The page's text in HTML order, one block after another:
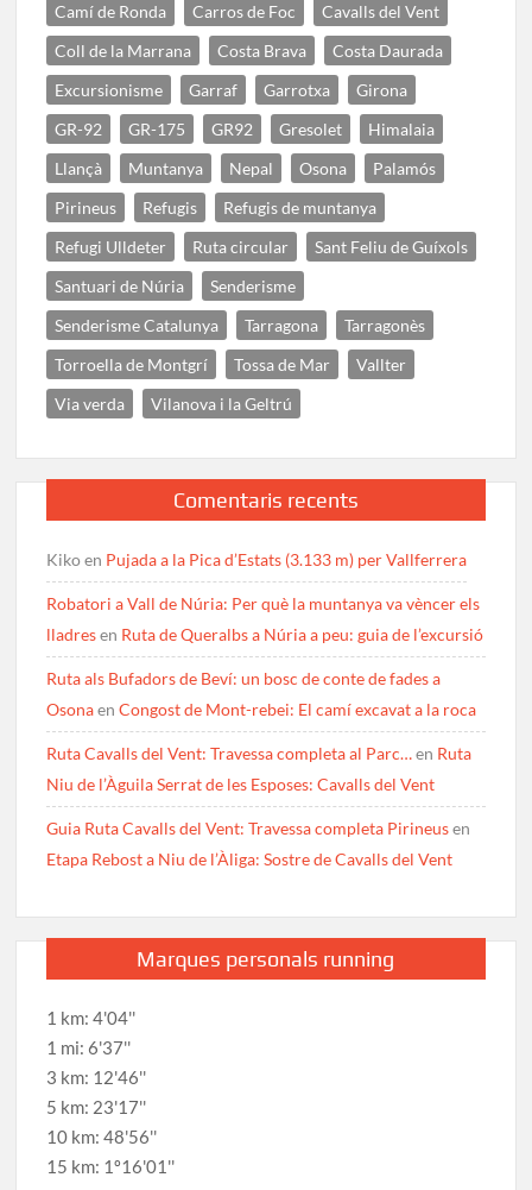
Camí de Ronda
Carros de Foc
Cavalls del Vent
Coll de la Marrana
Costa Brava
Costa Daurada
Excursionisme
Garraf Garrotxa
Girona
GR-92
GR-175 GR92 Gresolet
Himalaia
Llançà
Muntanya Nepal Osona
Palamós
Pirineus
Refugis
Refugis de muntanya
Refugi Ulldeter
Ruta circular
Sant Feliu de Guíxols
Santuari de Núria
Senderisme
Senderisme Catalunya
Tarragona
Tarragonès
Torroella de Montgrí
Tossa de Mar
Vallter
Via verda
Vilanova i la Geltrú
Comentaris recents
Kikoen Pujada a la Pica d’Estats (3.133 m) per Vallferrera
Robatori a Vall de Núria: Per què la muntanya va vèncer els
lladresen Ruta de Queralbs a Núria a peu: guia de l’excursió
Ruta als Bufadors de Beví: un bosc de conte de fades a
OsonaenCongost de Mont-rebei: El camí excavat a la roca
Ruta Cavalls del Vent: Travessa completa al Parc…en Ruta
Niu de l’Àguila Serrat de les Esposes: Cavalls del Vent
Guia Ruta Cavalls del Vent: Travessa completa Pirineusen
Etapa Rebost a Niu de l’Àliga: Sostre de Cavalls del Vent
Marques personals running
1 km: 4'04''
1 mi: 6'37''
3 km: 12'46''
5 km: 23'17''
10 km: 48'56''
15 km: 1º16'01''